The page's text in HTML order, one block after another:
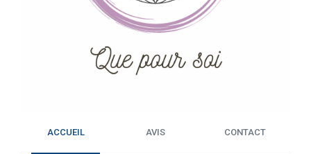
ACCUEIL AVIS CONTACT